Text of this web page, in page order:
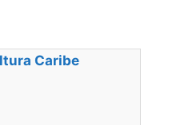
Caribe